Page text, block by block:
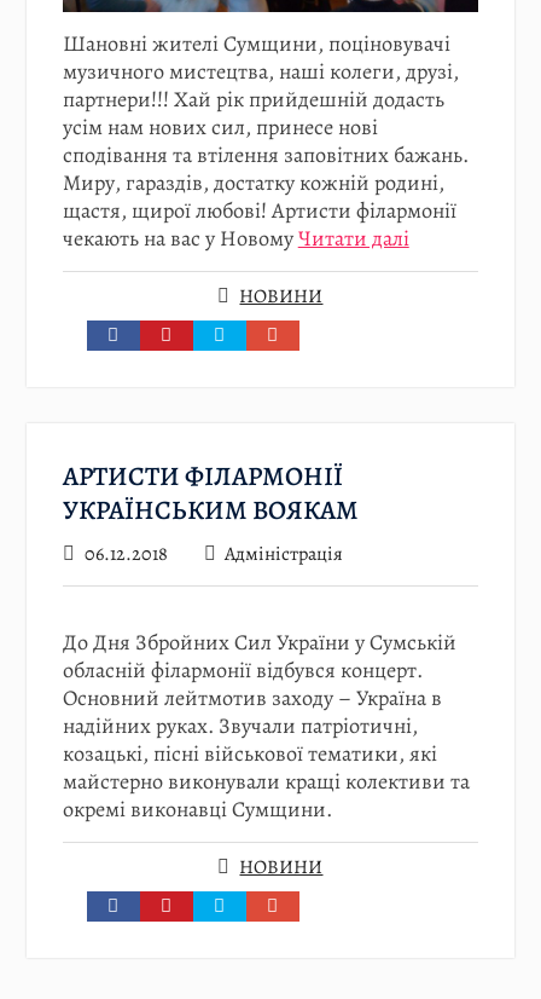
Шановні жителі Сумщини, поціновувачі
музичного мистецтва, наші колеги, друзі,
партнери!!! Хай рік прийдешній додасть
усім нам нових сил, принесе нові
сподівання та втілення заповітних бажань.
Миру, гараздів, достатку кожній родині,
щастя, щирої любові! Артисти філармонії
чекають на вас у НовомуЧитати далі
НОВИНИ
АРТИСТИ ФІЛАРМОНІЇ
УКРАЇНСЬКИМ ВОЯКАМ
06.12.2018 Адміністрація
До Дня Збройних Сил України у Сумській
обласній філармонії відбувся концерт.
Основний лейтмотив заходу – Україна в
надійних руках. Звучали патріотичні,
козацькі, пісні військової тематики, які
майстерно виконували кращі колективи та
окремі виконавці Сумщини.
НОВИНИ